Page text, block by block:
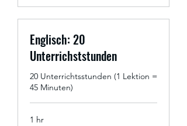
Englisch: 20
Unterrichststunden
20 Unterrichtsstunden (1 Lektion =
45 Minuten)
1 hr